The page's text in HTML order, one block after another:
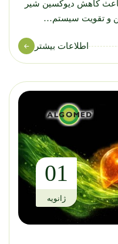
کاهش دیوکسین شیر
اطلاعات بیشتر
01
ژانویه